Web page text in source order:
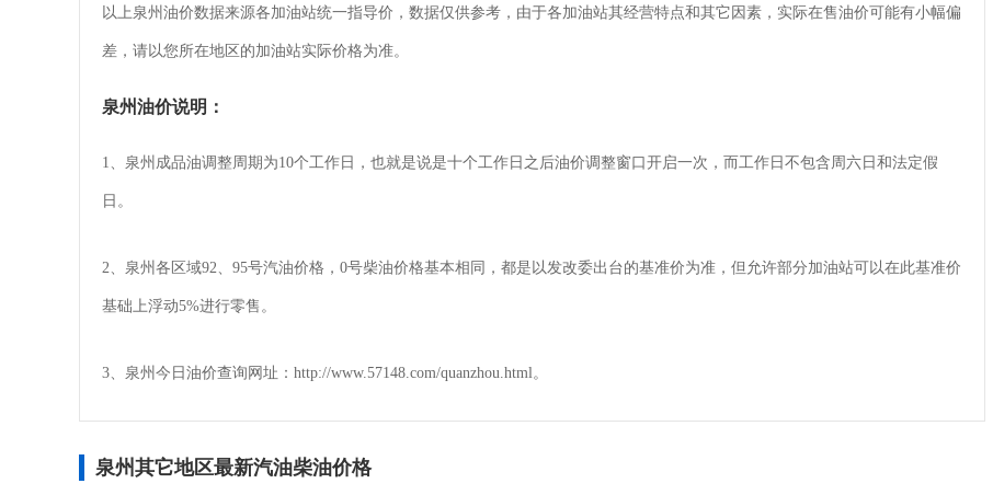
以上泉州油价数据来源各加油站统一指导价，数据仅供参考，由于各加油站其经营特点和其它因素，实际在售油价可能有小幅偏
差，请以您所在地区的加油站实际价格为准。
泉州油价说明：
1、泉州成品油调整周期为10个工作日，也就是说是十个工作日之后油价调整窗口开启一次，而工作日不包含周六日和法定假
日。
2、泉州各区域92、95号汽油价格，0号柴油价格基本相同，都是以发改委出台的基准价为准，但允许部分加油站可以在此基准价
基础上浮动5%进行零售。
3、泉州今日油价查询网址：http://www.57148.com/quanzhou.html。
泉州其它地区最新汽油柴油价格